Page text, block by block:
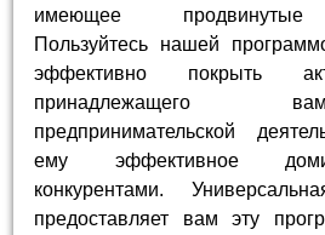
имеющее продвинутые
Пользуйтесь нашей
эффективно покрыть
принадлежащего
предпринимательской
ему эффективное
конкурентами.
предоставляет вам эту